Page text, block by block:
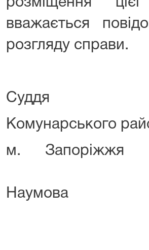
розміщення
вважається
розгляду справи.
Суддя
Комунарського
м.
Наумова